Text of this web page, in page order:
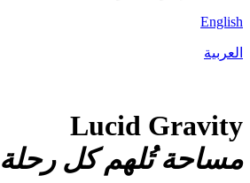
English
العربية
Lucid Gravity
مساحة تُلهم كل رحلة